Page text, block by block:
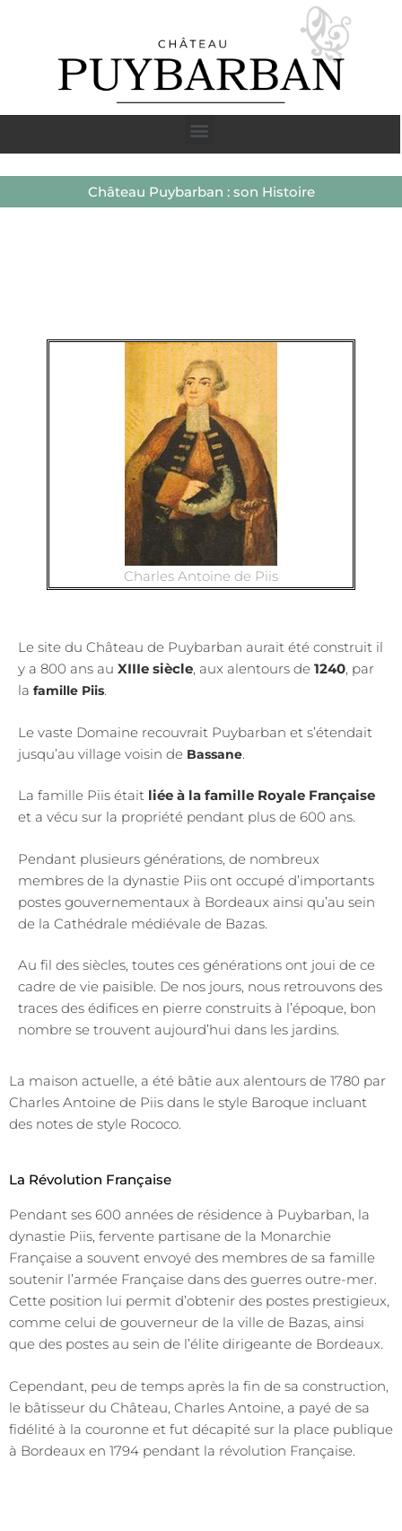
Château Puybarban : son Histoire
Charles Antoine de Piis
Le site du Château de Puybarban aurait été construit il
y a 800 ans au XIIIe siècle, aux alentours de 1240, par
la famille Piis.
Le vaste Domaine recouvrait Puybarban et s’étendait
jusqu’au village voisin de Bassane
La famille Piis était liée à la famille Royale Française
et a vécu sur la propriété pendant plus de 600 ans.
Pendant plusieurs générations, de nombreux
membres de la dynastie Piis ont occupé d’importants
postes gouvernementaux à Bordeaux ainsi qu’au sein
de la Cathédrale médiévale de Bazas.
Au fil des siècles, toutes ces générations ont joui de ce
cadre de vie paisible. De nos jours, nous retrouvons des
traces des édifices en pierre construits à l’époque, bon
nombre se trouvent aujourd’hui dans les jardins.
La maison actuelle, a été bâtie aux alentours de 1780 par
Charles Antoine de Piis dans le style Baroque incluant
des notes de style Rococo.
La Révolution Française
Pendant ses 600 années de résidence à Puybarban, la
dynastie Piis, fervente partisane de la Monarchie
Française a souvent envoyé des membres de sa famille
soutenir l’armée Française dans des guerres outre-mer.
Cette position lui permit d’obtenir des postes prestigieux,
comme celui de gouverneur de la ville de Bazas, ainsi
que des postes au sein de l’élite dirigeante de Bordeaux.
Cependant, peu de temps après la fin de sa construction,
le bâtisseur du Château, Charles Antoine, a payé de sa
fidélité à la couronne et fut décapité sur la place publique
à Bordeaux en 1794 pendant la révolution Française.